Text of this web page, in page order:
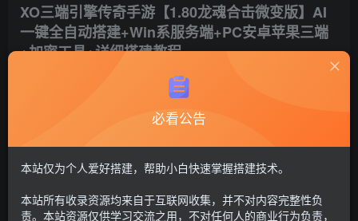
XO三端引擎传奇手游【1.80龙魂合击微变版】AI
一键全自动搭建+Win系服务端+PC安卓苹果三端
+加密工具+详细搭建教程
传奇xo引擎60
限时特惠
付费资源
必看公告
本站仅为个人爱好搭建，帮助小白快速掌握搭建技术。
本站所有收录资源均来自于互联网收集，并不对内容完整性负
责。本站资源仅供学习交流之用，不对任何人的商业行为负责，